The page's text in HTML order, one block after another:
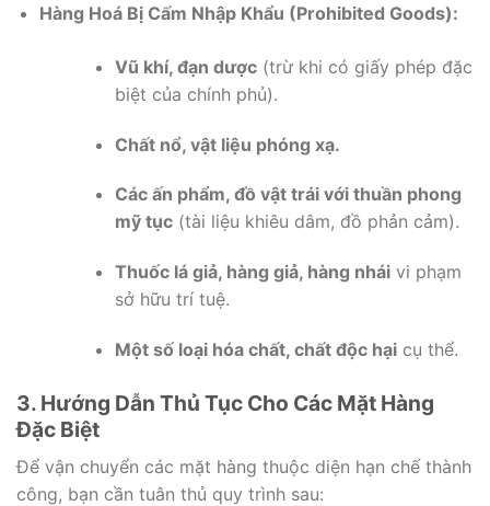
Hàng Hoá Bị Cấm Nhập Khẩu (Prohibited Goods):
Vũ khí, đạn dược(trừ khi có giấy phép đặc
biệt của chính phủ).
Chất nổ, vật liệu phóng xạ.
Các ấn phẩm, đồ vật trái với thuần phong
mỹ tục(tài liệu khiêu dâm, đồ phản cảm).
Thuốc lá giả, hàng giả, hàng nháivi phạm
sở hữu trí tuệ.
Một số loại hóa chất, chất độc hạicụ thể.
3. Hướng Dẫn Thủ Tục Cho Các Mặt Hàng
Đặc Biệt
Để vận chuyển các mặt hàng thuộc diện hạn chế thành
công, bạn cần tuân thủ quy trình sau: